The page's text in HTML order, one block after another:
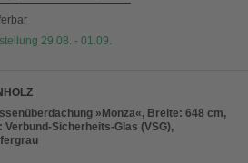
29.08. - 01.09.
»Monza«, Breite: 648 cm,
Verbund-Sicherheits-Glas (VSG),